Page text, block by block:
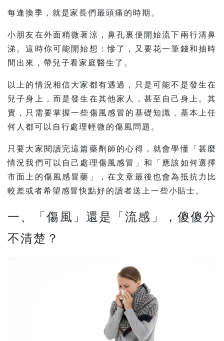
每逢換季，就是家長們最頭痛的時期。
小朋友在外面稍微著涼，鼻孔裏便開始流下兩行清鼻
涕。這時你可能開始想：慘了，又要花一筆錢和抽時
間出來，帶兒子看家庭醫生了。
以上的情況相信大家都有遇過，只是可能不是發生在
兒子身上，而是發生在其他家人，甚至自己身上。其
實，只需要掌握一些傷風感冒的基礎知識，基本上任
何人都可以自行處理輕微的傷風問題。
只要大家閱讀完這篇藥劑師的心得，就會學懂「甚麼
情況我們可以自己處理傷風感冒」和「應該如何選擇
市面上的傷風感冒藥」，在文章最後也會為抵抗力比
較差或者希望感冒快點好的讀者送上一些小貼士。
一、「傷風」還是「流感」，傻傻分
不清楚？